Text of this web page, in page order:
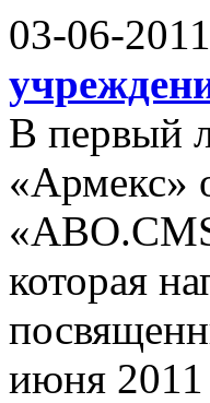
03-06-2011
В первый
«Армекс»
которая
июня 2011